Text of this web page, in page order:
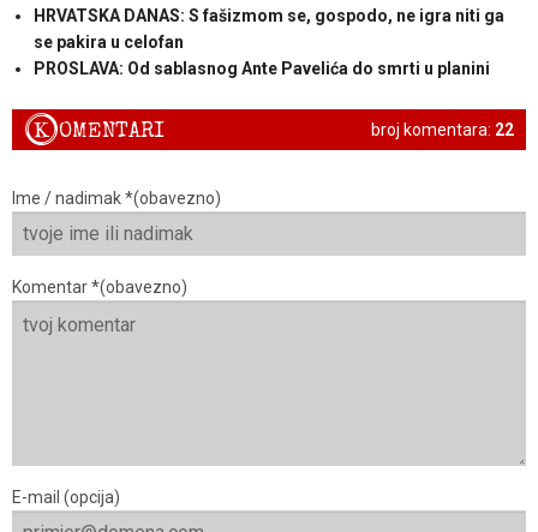
HRVATSKA DANAS: S fašizmom se, gospodo, ne igra niti ga
se pakira u celofan
PROSLAVA: Od sablasnog Ante Pavelića do smrti u planini
broj komentara: 22
KOMENTARI
Ime / nadimak *(obavezno)
Komentar *(obavezno)
E-mail (opcija)